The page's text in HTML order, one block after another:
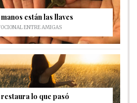
manos están las llaves
ENTRE AMIGAS
lo que pasó